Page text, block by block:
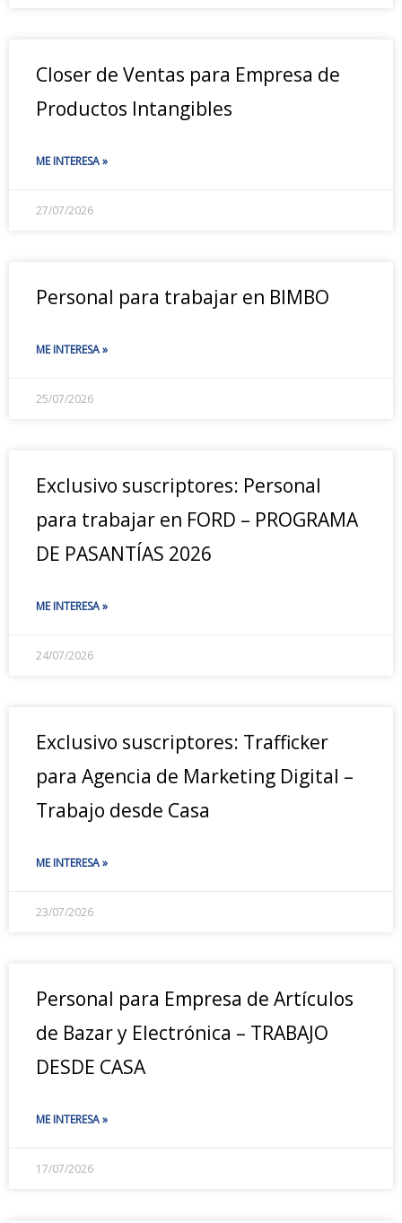
Closer de Ventas para Empresa de
Productos Intangibles
ME INTERESA »
27/07/2026
Personal para trabajar en BIMBO
ME INTERESA »
25/07/2026
Exclusivo suscriptores: Personal
para trabajar en FORD – PROGRAMA
DE PASANTÍAS 2026
ME INTERESA »
24/07/2026
Exclusivo suscriptores: Trafficker
para Agencia de Marketing Digital –
Trabajo desde Casa
ME INTERESA »
23/07/2026
Personal para Empresa de Artículos
de Bazar y Electrónica – TRABAJO
DESDE CASA
ME INTERESA »
17/07/2026